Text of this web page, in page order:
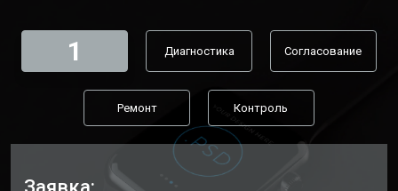
1 Диагностика Согласование
Ремонт Контроль